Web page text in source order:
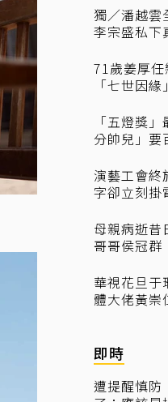
獨／潘越雲
李宗盛私下
71歲姜厚
「七世因
「五燈獎
分帥兒」要
演藝工會終
字卻立刻掛
母親病逝昔
哥哥侯冠
華視花旦于
體大佬黃崇
即時
遭提醒慎